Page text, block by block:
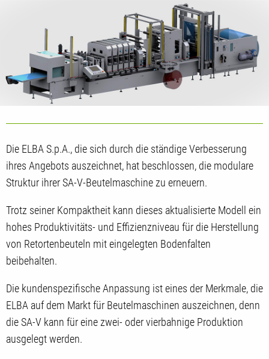
Die ELBA S.p.A., die sich durch die ständige Verbesserung
ihres Angebots auszeichnet, hat beschlossen, die modulare
Struktur ihrer SA-V-Beutelmaschine zu erneuern.
Trotz seiner Kompaktheit kann dieses aktualisierte Modell ein
hohes Produktivitäts- und Effizienzniveau für die Herstellung
von Retortenbeuteln mit eingelegten Bodenfalten
beibehalten.
Die kundenspezifische Anpassung ist eines der Merkmale, die
ELBA auf dem Markt für Beutelmaschinen auszeichnen, denn
die SA-V kann für eine zwei- oder vierbahnige Produktion
ausgelegt werden.